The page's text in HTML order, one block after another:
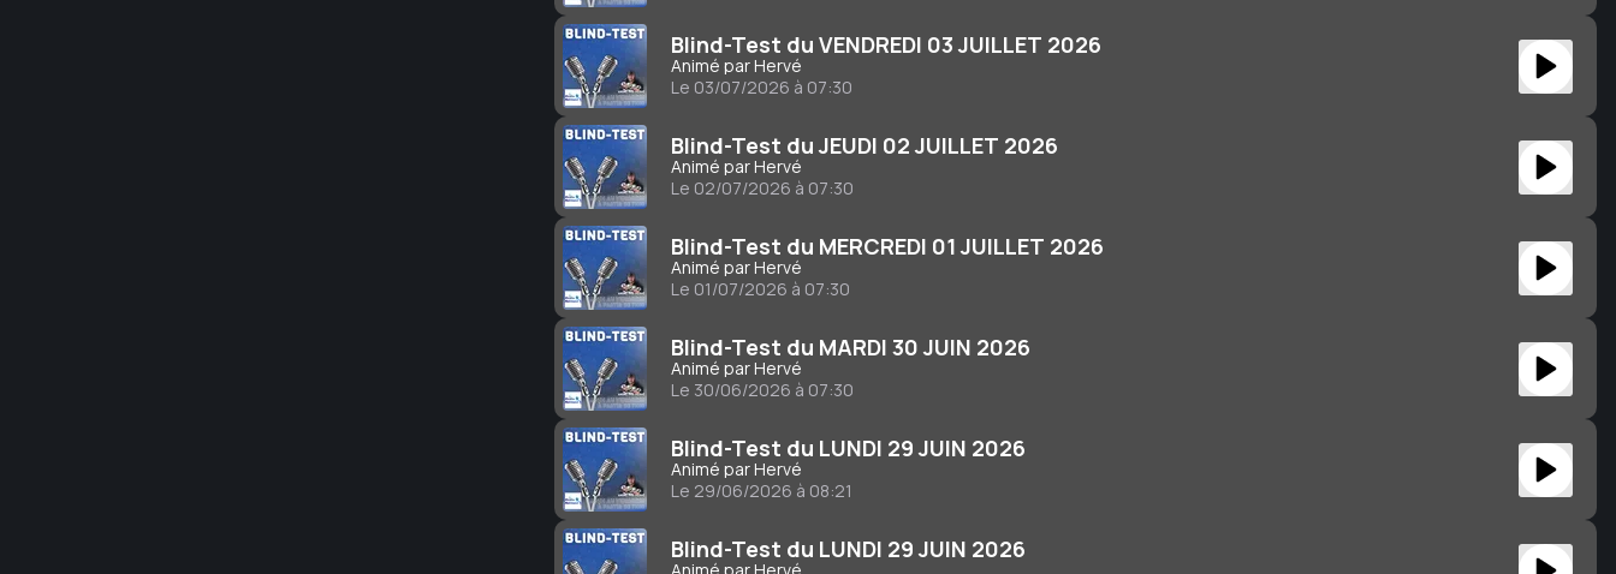
Blind-Test du VENDREDI 03 JUILLET 2026
Animé par Hervé
Le 03/07/2026 à 07:30
Blind-Test du JEUDI 02 JUILLET 2026
Animé par Hervé
Le 02/07/2026 à 07:30
Blind-Test du MERCREDI 01 JUILLET 2026
Animé par Hervé
Le 01/07/2026 à 07:30
Blind-Test du MARDI 30 JUIN 2026
Animé par Hervé
Le 30/06/2026 à 07:30
Blind-Test du LUNDI 29 JUIN 2026
Animé par Hervé
Le 29/06/2026 à 08:21
Blind-Test du LUNDI 29 JUIN 2026